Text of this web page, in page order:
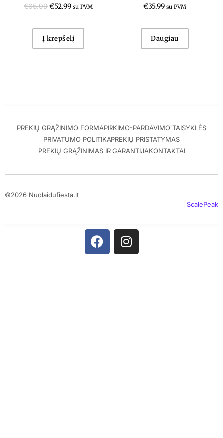
€65.99€52.99 su PVM
Į krepšelį
€35.99 su PVM
Daugiau
PREKIŲ GRĄŽINIMO FORMAPIRKIMO-PARDAVIMO TAISYKLĖS
PRIVATUMO POLITIKAPREKIŲ PRISTATYMAS
PREKIŲ GRĄŽINIMAS IR GARANTIJAKONTAKTAI
©2026 Nuolaidufiesta.lt
ScalePeak